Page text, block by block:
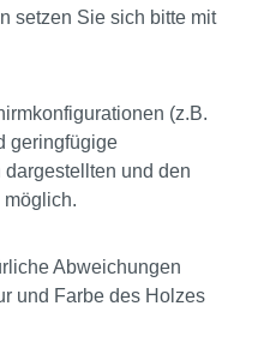
setzen Sie sich bitte mit
(z.B.
geringfügige
und den
möglich.
Abweichungen
und Farbe des Holzes